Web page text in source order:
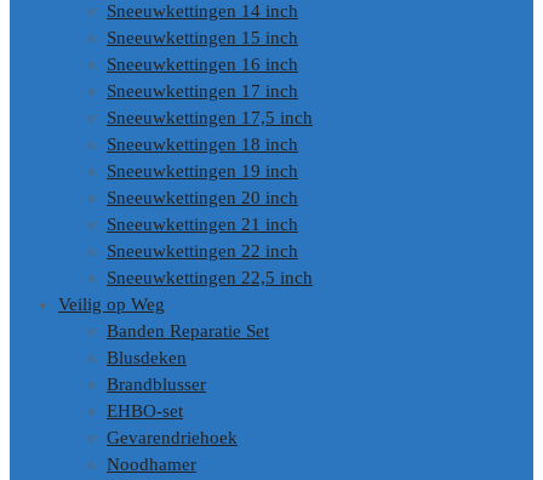
Sneeuwkettingen 14 inch
Sneeuwkettingen 15 inch
Sneeuwkettingen 16 inch
Sneeuwkettingen 17 inch
Sneeuwkettingen 17,5 inch
Sneeuwkettingen 18 inch
Sneeuwkettingen 19 inch
Sneeuwkettingen 20 inch
Sneeuwkettingen 21 inch
Sneeuwkettingen 22 inch
Sneeuwkettingen 22,5 inch
Veilig op Weg
Banden Reparatie Set
Blusdeken
Brandblusser
EHBO-set
Gevarendriehoek
Noodhamer